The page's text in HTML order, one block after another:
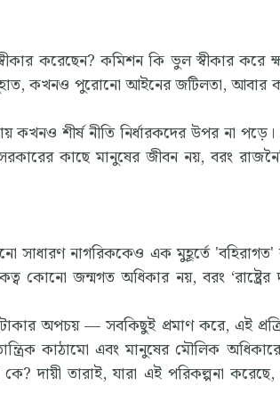
করেছেন? কমিশন কি ভুল স্বীকার করে
কখনও পুরোনো আইনের জটিলতা, আবার
কখনও শীর্ষ নীতি নির্ধারকদের উপর না
কাছে মানুষের জীবন নয়, বরং
সাধারণ নাগরিককেও এক মুহূর্তে 'বহিরাগত'
কোনো জন্মগত অধিকার নয়, বরং ‘রাষ্ট্রের
অপচয় — সবকিছুই প্রমাণ করে, এই
কাঠামো এবং মানুষের মৌলিক
দায়ী তারাই, যারা এই পরিকল্পনা